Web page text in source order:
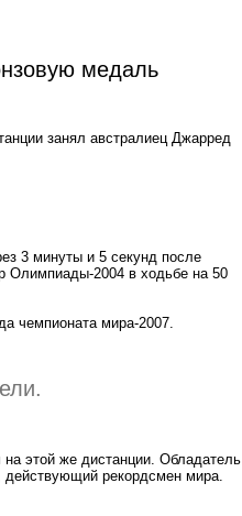
медаль
занял австралиец Джарред
3 минуты и 5 секунд после
Олимпиады-2004 в ходьбе на 50
чемпионата мира-2007.
этой же дистанции. Обладатель
рекордсмен мира.